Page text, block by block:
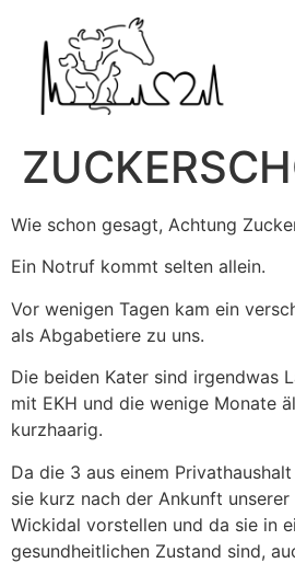
Wie schon gesagt, Achtung
Ein Notruf kommt selten allein.
Vor wenigen Tagen kam ein
als Abgabetiere zu uns.
Die beiden Kater sind irgendwas
mit EKH und die wenige Monate
kurzhaarig.
Da die 3 aus einem
sie kurz nach der Ankunft
Wickidal vorstellen und da sie in
gesundheitlichen Zustand sind,